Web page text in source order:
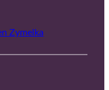
Zymelka